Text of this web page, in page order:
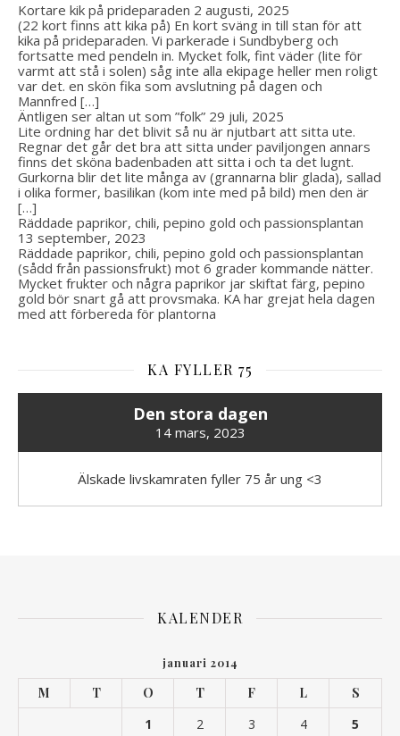
Kortare kik på prideparaden 2 augusti, 2025
(22 kort finns att kika på) En kort sväng in till stan för att
kika på prideparaden. Vi parkerade i Sundbyberg och
fortsatte med pendeln in. Mycket folk, fint väder (lite för
varmt att stå i solen) såg inte alla ekipage heller men roligt
var det. en skön fika som avslutning på dagen och
Mannfred […]
Äntligen ser altan ut som ”folk” 29 juli, 2025
Lite ordning har det blivit så nu är njutbart att sitta ute.
Regnar det går det bra att sitta under paviljongen annars
finns det sköna badenbaden att sitta i och ta det lugnt.
Gurkorna blir det lite många av (grannarna blir glada), sallad
i olika former, basilikan (kom inte med på bild) men den är
[…]
Räddade paprikor, chili, pepino gold och passionsplantan
13 september, 2023
Räddade paprikor, chili, pepino gold och passionsplantan
(sådd från passionsfrukt) mot 6 grader kommande nätter.
Mycket frukter och några paprikor jar skiftat färg, pepino
gold bör snart gå att provsmaka. KA har grejat hela dagen
med att förbereda för plantorna
KA FYLLER 75
Den stora dagen
14 mars, 2023
Älskade livskamraten fyller 75 år ung <3
KALENDER
januari 2014
M T O T F L
S
1
2 3 4 5